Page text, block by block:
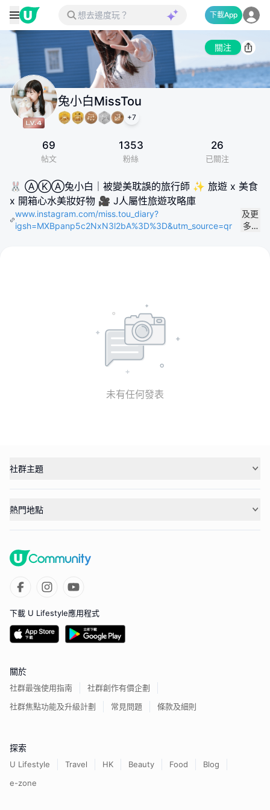
下載App
關注
兔小白MissTou
+7
69
帖文
1353
粉絲
26
已關注
🐰 ⒶⓀⒶ兔小白｜被變美耽誤的旅行師 ✨ 旅遊 x 美食
x 開箱心水美妝好物 🎥 J人屬性旅遊攻略庫
www.instagram.com/miss.tou_diary?
igsh=MXBpanp5c2NxN3l2bA%3D%3D&utm_source=qr
及更
多…
未有任何發表
社群主題
熱門地點
下載 U Lifestyle應用程式
關於
社群最強使用指南
社群創作有價企劃
社群焦點功能及升級計劃
常見問題 條款及細則
探索
U Lifestyle Travel HK Beauty Food
Blog
e-zone